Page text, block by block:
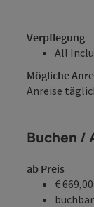
Verpflegung
All
Mögliche
Anreise
Buchen /
ab Preis
€